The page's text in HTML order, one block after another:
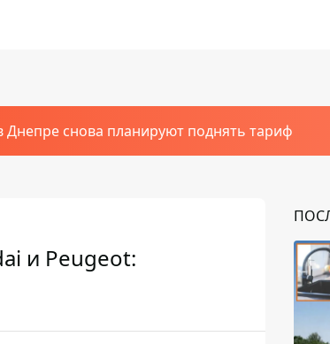
Днепре снова планируют поднять тариф
и Peugeot: